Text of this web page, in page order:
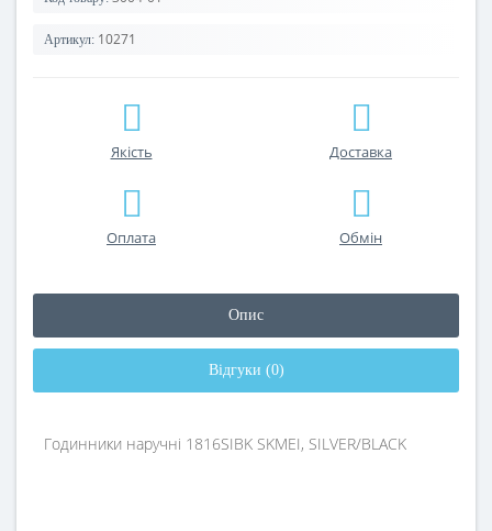
Артикул: 10271
Якість Доставка
Оплата Обмін
Опис
Відгуки (0)
Годинники наручні 1816SIBK SKMEI, SILVER/BLACK